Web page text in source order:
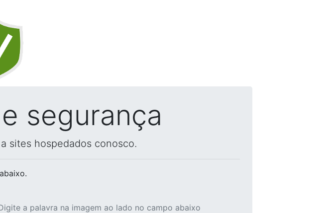
segurança
sites hospedados conosco.
a palavra na imagem ao lado no campo abaixo